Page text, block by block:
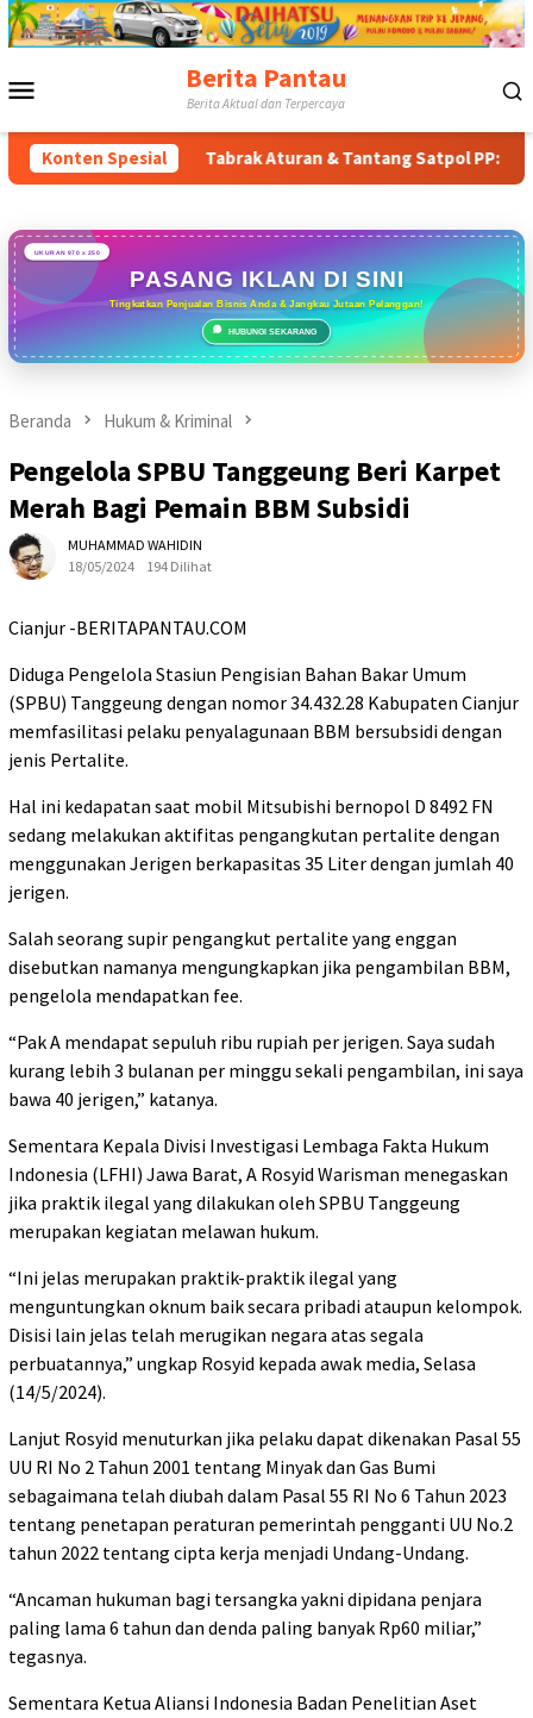
Loncat
ke
Berita Pantau
Berita Aktual dan Terpercaya
Konten SpesialTabrak Aturan & Tantang Satpol PP:
UKURAN 970 x 250
PASANG IKLAN DI SINI
Tingkatkan Penjualan Bisnis Anda & Jangkau Jutaan Pelanggan!
HUBUNGI SEKARANG
Beranda Hukum & Kriminal
Pengelola SPBU Tanggeung Beri Karpet
Merah Bagi Pemain BBM Subsidi
MUHAMMAD WAHIDIN
18/05/2024
194 Dilihat
Cianjur -BERITAPANTAU.COM
Diduga Pengelola Stasiun Pengisian Bahan Bakar Umum
(SPBU) Tanggeung dengan nomor 34.432.28 Kabupaten Cianjur
memfasilitasi pelaku penyalagunaan BBM bersubsidi dengan
jenis Pertalite.
Hal ini kedapatan saat mobil Mitsubishi bernopol D 8492 FN
sedang melakukan aktifitas pengangkutan pertalite dengan
menggunakan Jerigen berkapasitas 35 Liter dengan jumlah 40
jerigen.
Salah seorang supir pengangkut pertalite yang enggan
disebutkan namanya mengungkapkan jika pengambilan BBM,
pengelola mendapatkan fee.
“Pak A mendapat sepuluh ribu rupiah per jerigen. Saya sudah
kurang lebih 3 bulanan per minggu sekali pengambilan, ini saya
bawa 40 jerigen,” katanya.
Sementara Kepala Divisi Investigasi Lembaga Fakta Hukum
Indonesia (LFHI) Jawa Barat, A Rosyid Warisman menegaskan
jika praktik ilegal yang dilakukan oleh SPBU Tanggeung
merupakan kegiatan melawan hukum.
“Ini jelas merupakan praktik-praktik ilegal yang
menguntungkan oknum baik secara pribadi ataupun kelompok.
Disisi lain jelas telah merugikan negara atas segala
perbuatannya,” ungkap Rosyid kepada awak media, Selasa
(14/5/2024).
Lanjut Rosyid menuturkan jika pelaku dapat dikenakan Pasal 55
UU RI No 2 Tahun 2001 tentang Minyak dan Gas Bumi
sebagaimana telah diubah dalam Pasal 55 RI No 6 Tahun 2023
tentang penetapan peraturan pemerintah pengganti UU No.2
tahun 2022 tentang cipta kerja menjadi Undang-Undang.
“Ancaman hukuman bagi tersangka yakni dipidana penjara
paling lama 6 tahun dan denda paling banyak Rp60 miliar,”
tegasnya.
Sementara Ketua Aliansi Indonesia Badan Penelitian Aset